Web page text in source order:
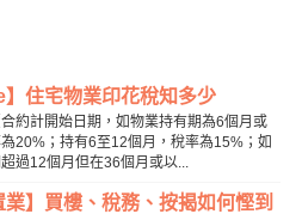
】住宅物業印花稅知多少
約計開始日期，如物業持有期為6個月或
20%；持有6至12個月，稅率為15%；如
過12個月但在36個月或以...
業】買樓、稅務、按揭如何慳到